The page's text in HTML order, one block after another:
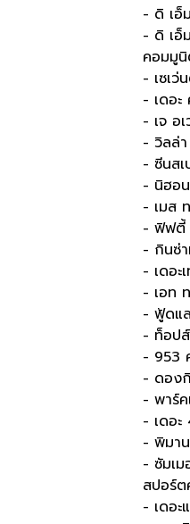
- ดิ เอ็
- ดิ เอ็
คอมมูนิ
- เซเว่
- เดอ
- เจ อ
- วิลล่
- ซีนส
- นิฮอ
- เมส
- ฟิฟตี้
- กินซ่
- เดอะ
- เอท
- ฟู้ดแ
- ท็อป
- 953
- ดอง
- พาร์
- เดอะ
- พิมา
- ซัมเ
สปอร์
- เดอะ